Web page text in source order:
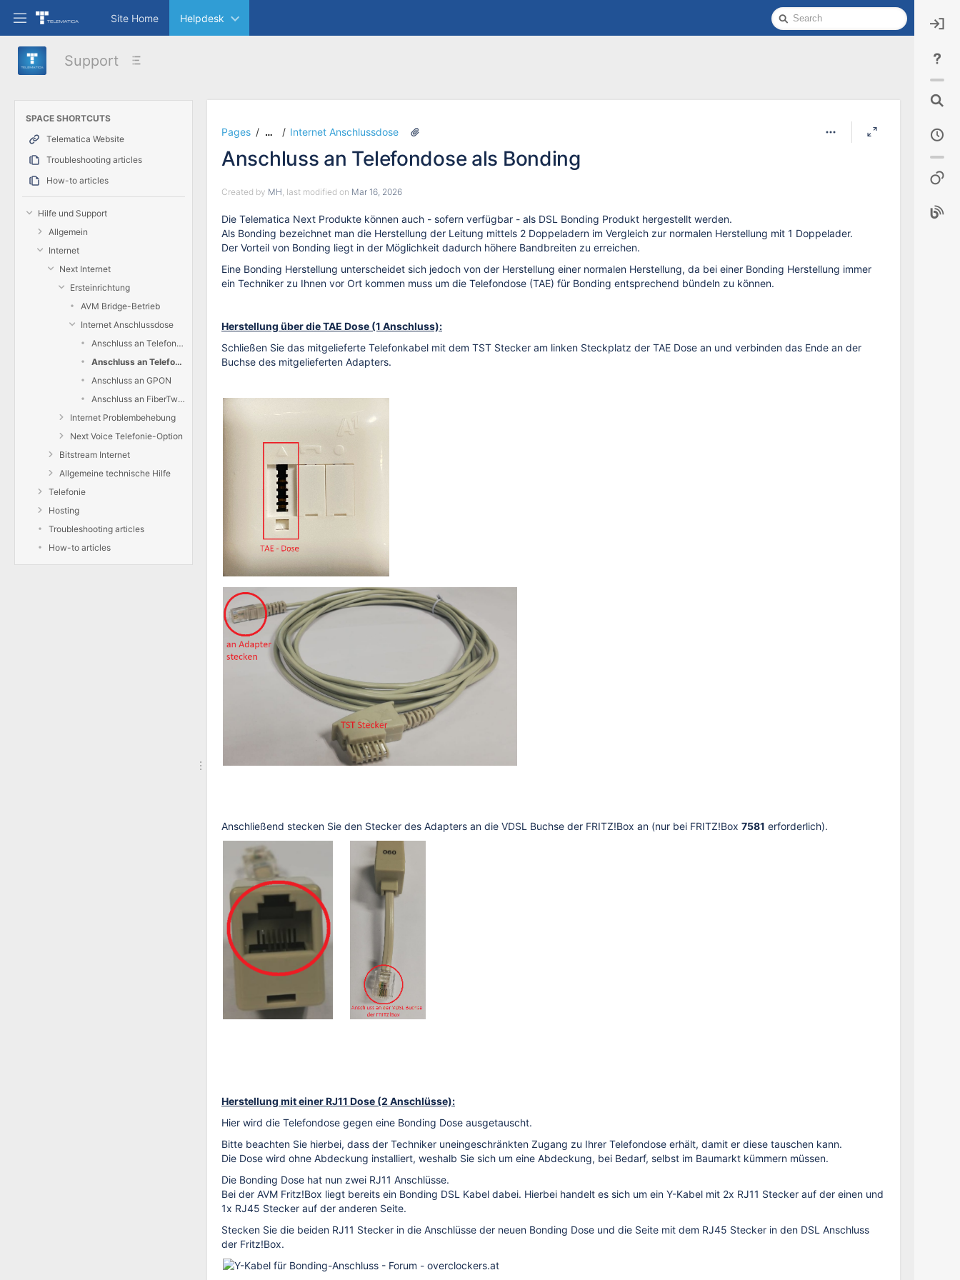
main
content
assistive.skiplink.to.breadcrumbs
assistive.skiplink.to.header.menu
Site Home Helpdesk
Quick
Search
Support
SPACE SHORTCUTS
Telematica Website
Troubleshooting articles
How-to articles
Hilfe und Support
Allgemein
Internet
Next Internet
Ersteinrichtung
AVM Bridge-Betrieb
Internet Anschlussdose
Anschluss an Telefondose
Anschluss an Telefondose als Bonding
Anschluss an GPON
Anschluss an FiberTwist der STWK
Internet Problembehebung
Next Voice Telefonie-Option
Bitstream Internet
Allgemeine technische Hilfe
Telefonie
Hosting
Troubleshooting articles
How-to articles
Pages … Internet Anschlussdose
Skip
end
of
start
Anschluss an Telefondose als Bonding
Created by MH, last modified on Mar 16, 2026
Die Telematica Next Produkte können auch - sofern verfügbar - als DSL Bonding Produkt hergestellt werden.
Als Bonding bezeichnet man die Herstellung der Leitung mittels 2 Doppeladern im Vergleich zur normalen Herstellung mit 1 Doppelader.
Der Vorteil von Bonding liegt in der Möglichkeit dadurch höhere Bandbreiten zu erreichen.
Eine Bonding Herstellung unterscheidet sich jedoch von der Herstellung einer normalen Herstellung, da bei einer Bonding Herstellung immer
ein Techniker zu Ihnen vor Ort kommen muss um die Telefondose (TAE) für Bonding entsprechend bündeln zu können.
Herstellung über die TAE Dose (1 Anschluss):
Schließen Sie das mitgelieferte Telefonkabel mit dem TST Stecker am linken Steckplatz der TAE Dose an und verbinden das Ende an der
Buchse des mitgelieferten Adapters.
Anschließend stecken Sie den Stecker des Adapters an die VDSL Buchse der FRITZ!Box an (nur bei FRITZ!Box 7581 erforderlich).
Herstellung mit einer RJ11 Dose (2 Anschlüsse):
Hier wird die Telefondose gegen eine Bonding Dose ausgetauscht.
Bitte beachten Sie hierbei, dass der Techniker uneingeschränkten Zugang zu Ihrer Telefondose erhält, damit er diese tauschen kann.
Die Dose wird ohne Abdeckung installiert, weshalb Sie sich um eine Abdeckung, bei Bedarf, selbst im Baumarkt kümmern müssen.
Die Bonding Dose hat nun zwei RJ11 Anschlüsse.
Bei der AVM Fritz!Box liegt bereits ein Bonding DSL Kabel dabei. Hierbei handelt es sich um ein Y-Kabel mit 2x RJ11 Stecker auf der einen und
1x RJ45 Stecker auf der anderen Seite.
Stecken Sie die beiden RJ11 Stecker in die Anschlüsse der neuen Bonding Dose und die Seite mit dem RJ45 Stecker in den DSL Anschluss
der Fritz!Box.